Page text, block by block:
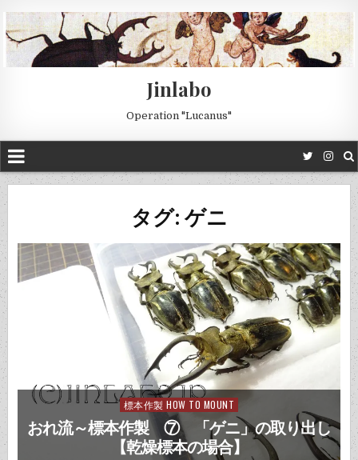
Jinlabo
Operation "Lucanus"
タグ: ゲニ
Posted
in
標本作製 HOW TO MOUNT
おれ流～標本作製 ⑦ 「ゲニ」の取り出し
【乾燥標本の場合】